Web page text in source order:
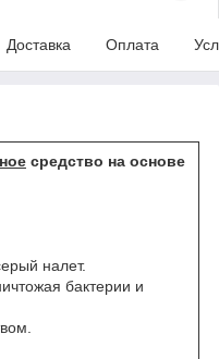
Доставка Оплата
средство на основе
налет.
бактерии и